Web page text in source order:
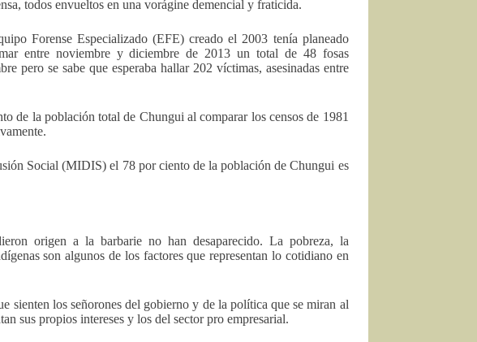
todos envueltos en una vorágine demencial y fraticida.
Forense Especializado (EFE) creado el 2003 tenía planeado
entre noviembre y diciembre de 2013 un total de 48 fosas
pero se sabe que esperaba hallar 202 víctimas, asesinadas entre
de la población total de Chungui al comparar los censos de 1981
Social (MIDIS) el 78 por ciento de la población de Chungui es
origen a la barbarie no han desaparecido. La pobreza, la
son algunos de los factores que representan lo cotidiano en
sienten los señorones del gobierno y de la política que se miran al
sus propios intereses y los del sector pro empresarial.